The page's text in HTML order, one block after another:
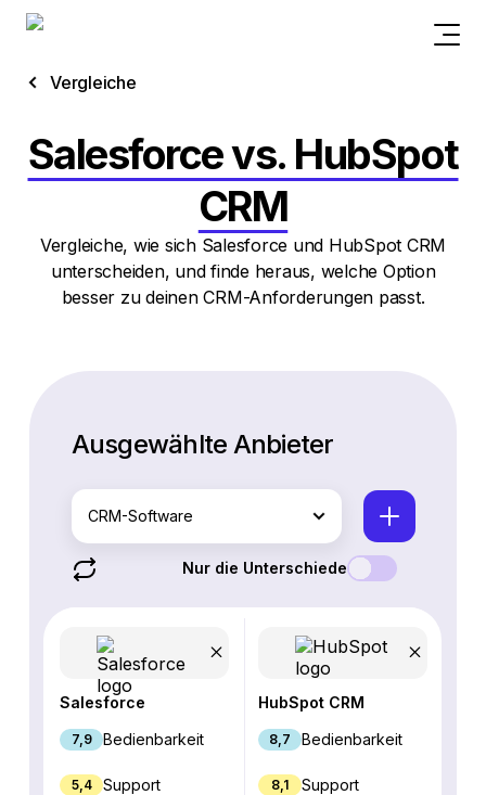
Vergleiche
Salesforce vs. HubSpot
CRM
Vergleiche, wie sich Salesforce und HubSpot CRM
unterscheiden, und finde heraus, welche Option
besser zu deinen CRM-Anforderungen passt.
Ausgewählte Anbieter
CRM-Software
Nur die Unterschiede
Salesforce
7,9 Bedienbarkeit
5,4 Support
HubSpot CRM
8,7 Bedienbarkeit
8,1 Support